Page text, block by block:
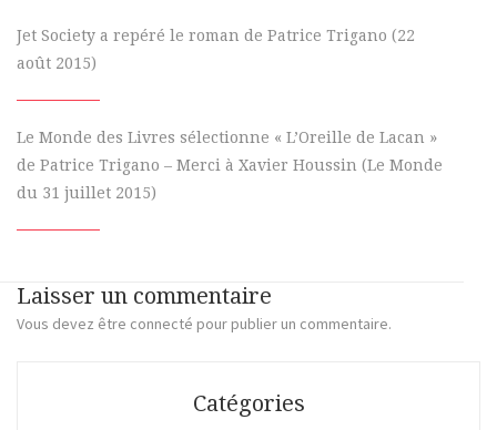
Jet Society a repéré le roman de Patrice Trigano (22
août 2015)
Le Monde des Livres sélectionne « L’Oreille de Lacan »
de Patrice Trigano – Merci à Xavier Houssin (Le Monde
du 31 juillet 2015)
Laisser un commentaire
Vous devez être connecté pour publier un commentaire.
Catégories